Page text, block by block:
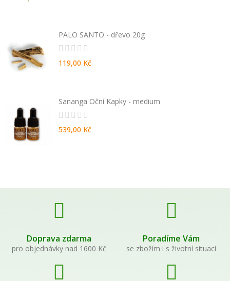
PALO SANTO - dřevo 20g
119,00 Kč
Sananga Oční Kapky - medium
539,00 Kč
Doprava zdarma
pro objednávky nad 1600 Kč
Poradíme Vám
se zbožím i s životní situací